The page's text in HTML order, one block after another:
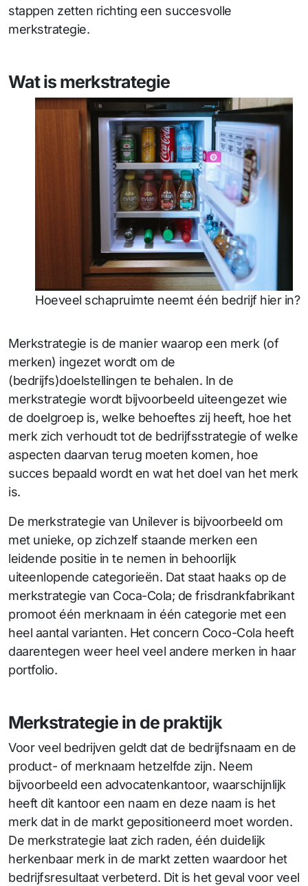
stappen zetten richting een succesvolle
merkstrategie.
Wat is merkstrategie
Hoeveel schapruimte neemt één bedrijf hier in?
Merkstrategie is de manier waarop een merk (of
merken) ingezet wordt om de
(bedrijfs)doelstellingen te behalen. In de
merkstrategie wordt bijvoorbeeld uiteengezet wie
de doelgroep is, welke behoeftes zij heeft, hoe het
merk zich verhoudt tot de bedrijfsstrategie of welke
aspecten daarvan terug moeten komen, hoe
succes bepaald wordt en wat het doel van het merk
is.
De merkstrategie van Unilever is bijvoorbeeld om
met unieke, op zichzelf staande merken een
leidende positie in te nemen in behoorlijk
uiteenlopende categorieën. Dat staat haaks op de
merkstrategie van Coca-Cola; de frisdrankfabrikant
promoot één merknaam in één categorie met een
heel aantal varianten. Het concern Coco-Cola heeft
daarentegen weer heel veel andere merken in haar
portfolio.
Merkstrategie in de praktijk
Voor veel bedrijven geldt dat de bedrijfsnaam en de
product- of merknaam hetzelfde zijn. Neem
bijvoorbeeld een advocatenkantoor, waarschijnlijk
heeft dit kantoor een naam en deze naam is het
merk dat in de markt gepositioneerd moet worden.
De merkstrategie laat zich raden, één duidelijk
herkenbaar merk in de markt zetten waardoor het
bedrijfsresultaat verbeterd. Dit is het geval voor veel